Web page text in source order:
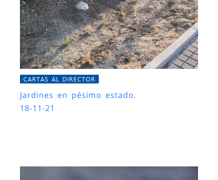
CARTAS AL DIRECTOR
Jardines en pésimo estado.
18-11-21